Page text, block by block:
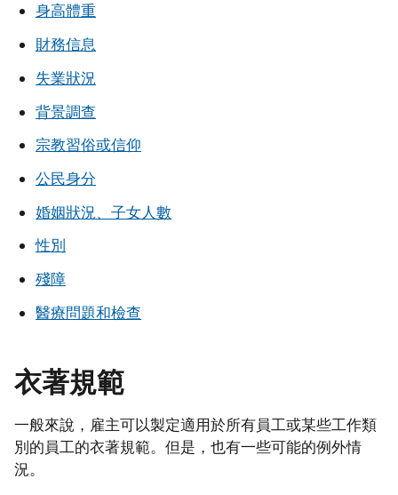
身高體重
財務信息
失業狀況
背景調查
宗教習俗或信仰
公民身分
婚姻狀況、子女人數
性別
殘障
醫療問題和檢查
衣著規範
一般來說，雇主可以製定適用於所有員工或某些工作類
別的員工的衣著規範。但是，也有一些可能的例外情
況。